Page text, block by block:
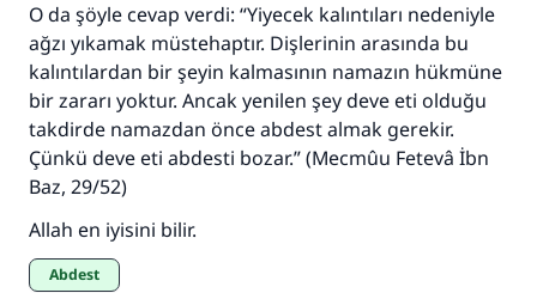
O da şöyle cevap verdi: “Yiyecek kalıntıları nedeniyle
ağzı yıkamak müstehaptır. Dişlerinin arasında bu
kalıntılardan bir şeyin kalmasının namazın hükmüne
bir zararı yoktur. Ancak yenilen şey deve eti olduğu
takdirde namazdan önce abdest almak gerekir.
Çünkü deve eti abdesti bozar.” (Mecmûu Fetevâ İbn
Baz, 29/52)
Allah en iyisini bilir.
Abdest